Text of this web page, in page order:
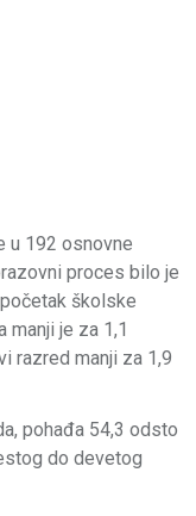
u 192 osnovne
proces bilo je
školske
manji je za 1,1
razred manji za 1,9
pohađa 54,3 odsto
do devetog